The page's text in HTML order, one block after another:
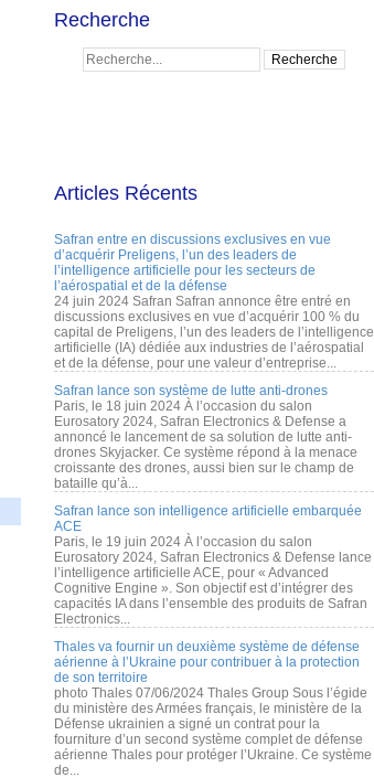
Recherche
Articles Récents
Safran entre en discussions exclusives en vue
d’acquérir Preligens, l’un des leaders de
l’intelligence artificielle pour les secteurs de
l’aérospatial et de la défense
24 juin 2024 Safran Safran annonce être entré en
discussions exclusives en vue d’acquérir 100 % du
capital de Preligens, l’un des leaders de l’intelligence
artificielle (IA) dédiée aux industries de l’aérospatial
et de la défense, pour une valeur d’entreprise...
Safran lance son système de lutte anti-drones
Paris, le 18 juin 2024 À l’occasion du salon
Eurosatory 2024, Safran Electronics & Defense a
annoncé le lancement de sa solution de lutte anti-
drones Skyjacker. Ce système répond à la menace
croissante des drones, aussi bien sur le champ de
bataille qu’à...
Safran lance son intelligence artificielle embarquée
ACE
Paris, le 19 juin 2024 À l’occasion du salon
Eurosatory 2024, Safran Electronics & Defense lance
l’intelligence artificielle ACE, pour « Advanced
Cognitive Engine ». Son objectif est d’intégrer des
capacités IA dans l’ensemble des produits de Safran
Electronics...
Thales va fournir un deuxième système de défense
aérienne à l’Ukraine pour contribuer à la protection
de son territoire
photo Thales 07/06/2024 Thales Group Sous l’égide
du ministère des Armées français, le ministère de la
Défense ukrainien a signé un contrat pour la
fourniture d’un second système complet de défense
aérienne Thales pour protéger l’Ukraine. Ce système
de...